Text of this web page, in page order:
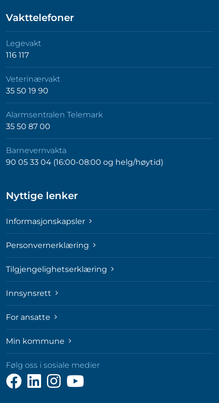
Vakttelefoner
Legevakt
116 117
Veterinærvakt
35 50 19 90
Alarmsentralen Telemark
35 50 87 00
Barnevernvakta
90 05 33 04 (16:00-08:00 og helg/høytid)
Nyttige lenker
Informasjonskapsler
Personvernerklæring
Tilgjengelighetserklæring
Innsynsrett
For ansatte
Min kommune
Følg oss i sosiale medier
Følg
oss
Følg
oss
Følg
oss
Følg
oss